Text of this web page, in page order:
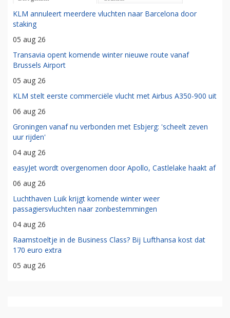
KLM annuleert meerdere vluchten naar Barcelona door
staking
05 aug 26
Transavia opent komende winter nieuwe route vanaf
Brussels Airport
05 aug 26
KLM stelt eerste commerciële vlucht met Airbus A350-900 uit
06 aug 26
Groningen vanaf nu verbonden met Esbjerg: 'scheelt zeven
uur rijden'
04 aug 26
easyJet wordt overgenomen door Apollo, Castlelake haakt af
06 aug 26
Luchthaven Luik krijgt komende winter weer
passagiersvluchten naar zonbestemmingen
04 aug 26
Raamstoeltje in de Business Class? Bij Lufthansa kost dat
170 euro extra
05 aug 26